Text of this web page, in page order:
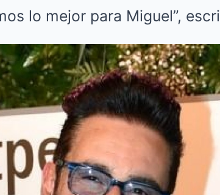
lo mejor para Miguel”,